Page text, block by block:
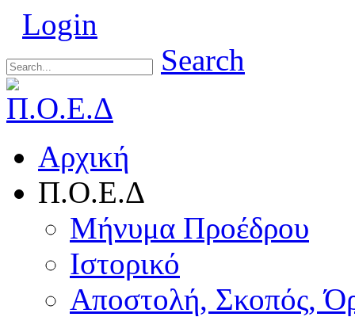
Login
Search
Αρχική
Π.Ο.Ε.Δ
Μήνυμα Προέδρου
Ιστορικό
Αποστολή, Σκοπός,